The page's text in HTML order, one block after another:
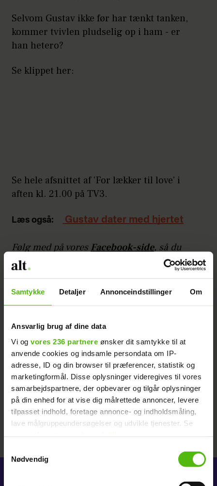
Samtykke Detaljer Annonceindstillinger Om
Ansvarlig brug af dine data
Vi og vores 236 partnere ønsker dit samtykke til at
anvende cookies og indsamle persondata om IP-
adresse, ID og din browser til præferencer, statistik og
marketingformål. Disse oplysninger videregives til vores
samarbejdspartnere, der opbevarer og tilgår oplysninger
på din enhed for at vise dig målrettede annoncer, levere
tilpasset indhold, foretage annonce- og indholdsmåling,
lave målgruppeundersøgelser og udvikle tjenester. Se
tilbage eller ændre indstillinger fra vores
"Cookiedeklaration", eller ved at trykke på "Privacy
Nødvendig
Selvom Gustav ikke før har tænkt tanken,
kommer tvivlen pludselig op i ham - er
han hetero?
Se klippet her:
Se hele afsnittet af ’For lækker til love’ i
aften kl. 21.00 på TV3.
Læs også: Gustav dater med hjertet
Følg med på voresFacebook-side, så du
hele tiden er opdateret med nyheder fra
diverse reality-programmer og kendisser.
GUSTAV OG LINSE PÅ UDEBANE